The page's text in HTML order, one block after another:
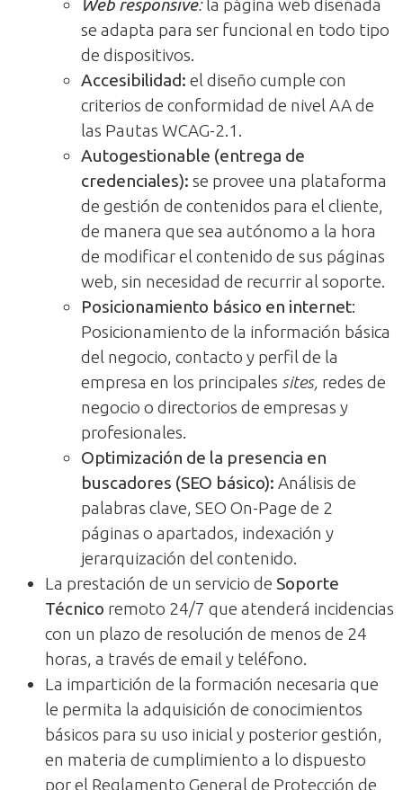
Web responsive:la página web diseñada
se adapta para ser funcional en todo tipo
de dispositivos.
Accesibilidad: el diseño cumple con
criterios de conformidad de nivel AA de
las Pautas WCAG-2.1.
Autogestionable (entrega de
credenciales): se provee una plataforma
de gestión de contenidos para el cliente,
de manera que sea autónomo a la hora
de modificar el contenido de sus páginas
web, sin necesidad de recurrir al soporte.
Posicionamiento básico en internet:
Posicionamiento de la información básica
del negocio, contacto y perfil de la
empresa en los principales sites, redes de
negocio o directorios de empresas y
profesionales.
Optimización de la presencia en
buscadores (SEO básico): Análisis de
palabras clave, SEO On-Page de 2
páginas o apartados, indexación y
jerarquización del contenido.
La prestación de un servicio de Soporte
Técnico remoto 24/7 que atenderá incidencias
con un plazo de resolución de menos de 24
horas, a través de email y teléfono.
La impartición de la formación necesaria que
le permita la adquisición de conocimientos
básicos para su uso inicial y posterior gestión,
en materia de cumplimiento a lo dispuesto
por el Reglamento General de Protección de